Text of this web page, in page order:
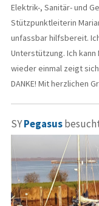
Elektrik-, Sanitär- und
Stützpunktleiterin
unfassbar hilfsbereit.
Unterstützung. Ich kann
wieder einmal zeigt
DANKE! Mit herzlichen
SYPegasus